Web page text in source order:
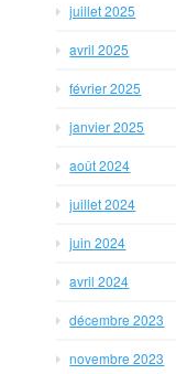
juillet 2025
avril 2025
février 2025
janvier 2025
août 2024
juillet 2024
juin 2024
avril 2024
décembre 2023
novembre 2023